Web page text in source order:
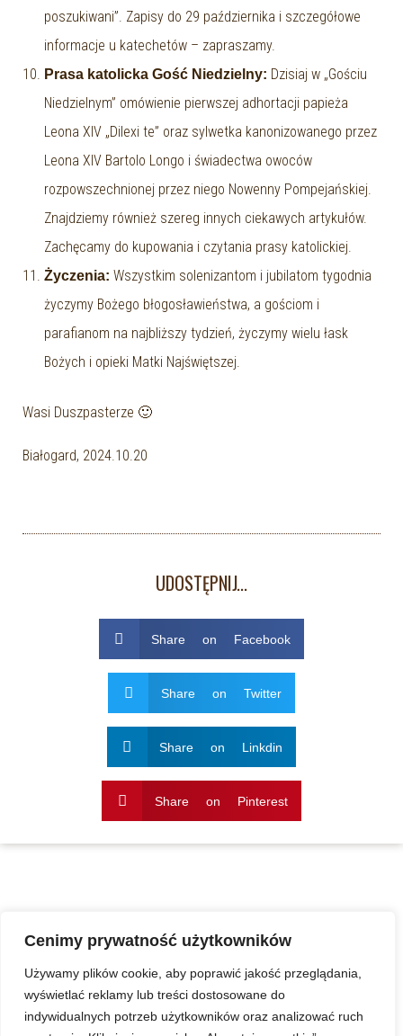
Cenimy prywatność użytkowników
Używamy plików cookie, aby poprawić jakość przeglądania,
wyświetlać reklamy lub treści dostosowane do
indywidualnych potrzeb użytkowników oraz analizować ruch
poszukiwani”. Zapisy do 29 października i szczegółowe
informacje u katechetów – zapraszamy.
Prasa katolicka Gość Niedzielny: Dzisiaj w „Gościu
Niedzielnym” omówienie pierwszej adhortacji papieża
Leona XIV „Dilexi te” oraz sylwetka kanonizowanego przez
Leona XIV Bartolo Longo i świadectwa owoców
rozpowszechnionej przez niego Nowenny Pompejańskiej.
Znajdziemy również szereg innych ciekawych artykułów.
Zachęcamy do kupowania i czytania prasy katolickiej.
Życzenia: Wszystkim solenizantom i jubilatom tygodnia
życzymy Bożego błogosławieństwa, a gościom i
parafianom na najbliższy tydzień, życzymy wielu łask
Bożych i opieki Matki Najświętszej.
Wasi Duszpasterze 🙂
Białogard, 2024.10.20
UDOSTĘPNIJ...
Share on Facebook
Share on Twitter
Share on Linkdin
Share on Pinterest